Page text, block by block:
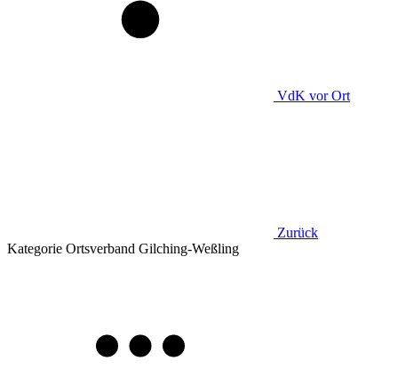
VdK vor Ort
Zurück
Kategorie Ortsverband Gilching-Weßling